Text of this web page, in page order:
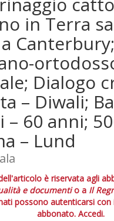
in Terra
Dialogo
– Diwali;
– 60 anni;
– Lund
è riservata agli
e documentio a Il
possono autenticarsi
abbonato. Accedi.